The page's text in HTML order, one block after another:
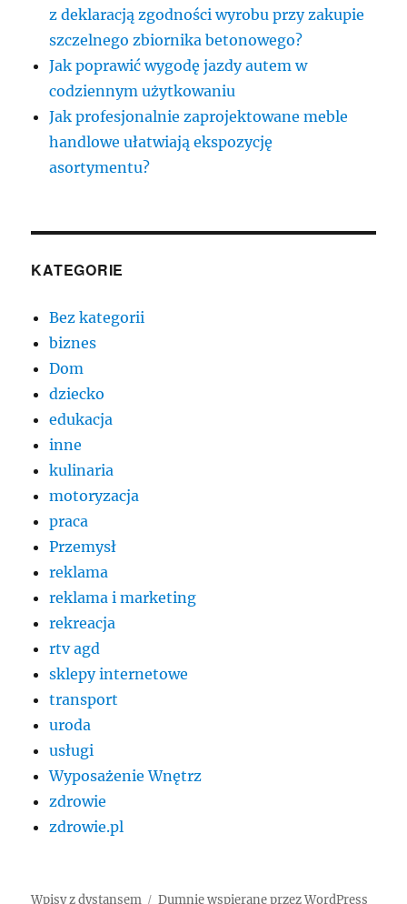
z deklaracją zgodności wyrobu przy zakupie
szczelnego zbiornika betonowego?
Jak poprawić wygodę jazdy autem w
codziennym użytkowaniu
Jak profesjonalnie zaprojektowane meble
handlowe ułatwiają ekspozycję
asortymentu?
KATEGORIE
Bez kategorii
biznes
Dom
dziecko
edukacja
inne
kulinaria
motoryzacja
praca
Przemysł
reklama
reklama i marketing
rekreacja
rtv agd
sklepy internetowe
transport
uroda
usługi
Wyposażenie Wnętrz
zdrowie
zdrowie.pl
Wpisy z dystansem Dumnie wspierane przez WordPress